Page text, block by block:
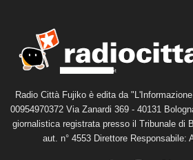
Radio Città Fujiko è edita da
00954970372 Via Zanardi 369 - 40131
giornalistica registrata presso il Tribunale di
aut. n° 4553 Direttore Responsabile: